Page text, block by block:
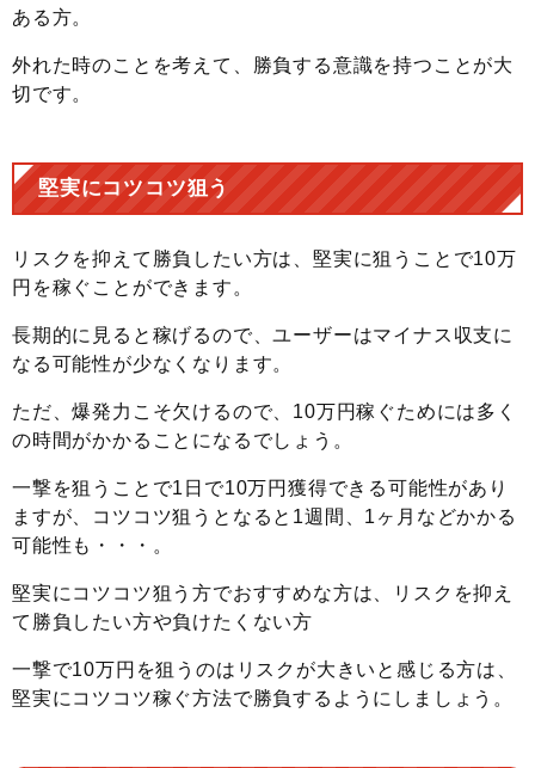
ある方。
外れた時のことを考えて、勝負する意識を持つことが大
切です。
堅実にコツコツ狙う
リスクを抑えて勝負したい方は、堅実に狙うことで10万
円を稼ぐことができます。
長期的に見ると稼げるので、ユーザーはマイナス収支に
なる可能性が少なくなります。
ただ、爆発力こそ欠けるので、10万円稼ぐためには多く
の時間がかかることになるでしょう。
一撃を狙うことで1日で10万円獲得できる可能性があり
ますが、コツコツ狙うとなると1週間、1ヶ月などかかる
可能性も・・・。
堅実にコツコツ狙う方でおすすめな方は、リスクを抑え
て勝負したい方や負けたくない方
一撃で10万円を狙うのはリスクが大きいと感じる方は、
堅実にコツコツ稼ぐ方法で勝負するようにしましょう。